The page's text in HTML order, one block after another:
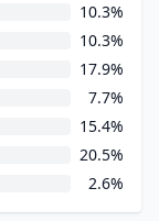
10.3%
10.3%
17.9%
7.7%
15.4%
20.5%
2.6%